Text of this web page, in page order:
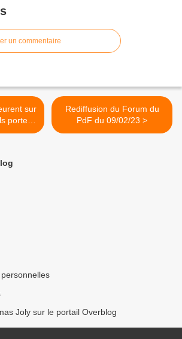
un commentaire
portent
: la
Rediffusion du Forum du
PdF du 09/02/23 >
Joly sur le portail Overblog